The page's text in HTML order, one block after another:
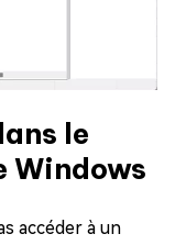
le
Windows
accéder à un